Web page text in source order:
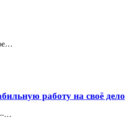
работу на своё дело
—…